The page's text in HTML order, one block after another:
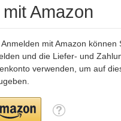
Amazon
mit Amazon können
und die Liefer- und
verwenden, um auf